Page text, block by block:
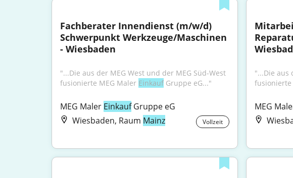
Fachberater Innendienst (m/w/d)
Schwerpunkt Werkzeuge/Maschinen
- Wiesbaden
"...Die aus der MEG West und der MEG Süd-West
fusionierte MEG Maler Einkauf Gruppe eG..."
MEG Maler Einkauf Gruppe eG
Wiesbaden, Raum Mainz Vollzeit
"...Die aus
fusionierte
MEG